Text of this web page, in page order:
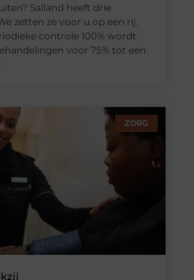
Salland heeft drie
zetten ze voor u op een rij.
controle 100% wordt
voor 75% tot een
ZORG